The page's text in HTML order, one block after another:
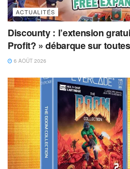
ACTUALITÉS
Discounty : l’extension
Profit? » débarque sur
6 AOÛT 2026